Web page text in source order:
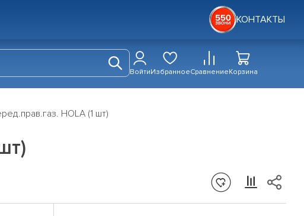
КОНТАКТЫ
ВойтиИзбранноеСравнениеКорзина
HOLA (1 шт)